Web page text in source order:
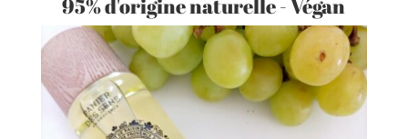
95% d'origine naturelle - Végan